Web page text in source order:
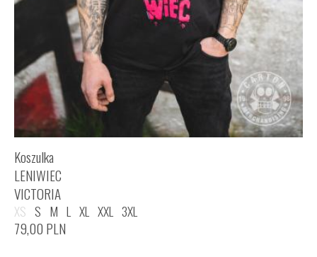
Koszulka
LENIWIEC
VICTORIA
XS S M L XL XXL 3XL
79,00 PLN